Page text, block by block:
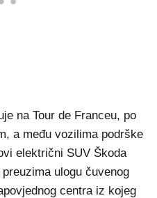
na Tour de Franceu, po
a među vozilima podrške
električni SUV Škoda
ulogu čuvenog
centra iz kojeg